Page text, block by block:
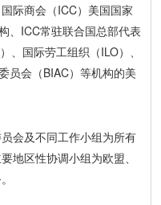
际商会（ICC）美国国家
、ICC常驻联合国总部代表
、国际劳工组织（ILO）、
员会（BIAC）等机构的美
会及不同工作小组为所有
地区性协调小组为欧盟、